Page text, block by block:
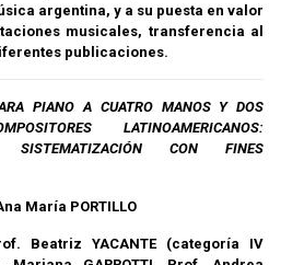
argentina, y a su puesta en valor
musicales, transferencia al
publicaciones.
PIANO A CUATRO MANOS Y DOS
LATINOAMERICANOS:
SISTEMATIZACIÓN CON FINES
María PORTILLO
Beatriz YACANTE(categoría IV